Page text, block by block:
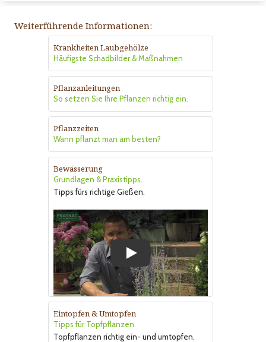
Weiterführende Informationen:
Krankheiten Laubgehölze
Häufigste Schadbilder & Maßnahmen
Pflanzanleitungen
So setzen Sie Ihre Pflanzen richtig ein.
Pflanzzeiten
Wann pflanzt man am besten?
Bewässerung
Grundlagen & Praxistipps.
Tipps fürs richtige Gießen.
Play
Eintopfen & Umtopfen
Tipps für Topfpflanzen.
Topfpflanzen richtig ein- und umtopfen.